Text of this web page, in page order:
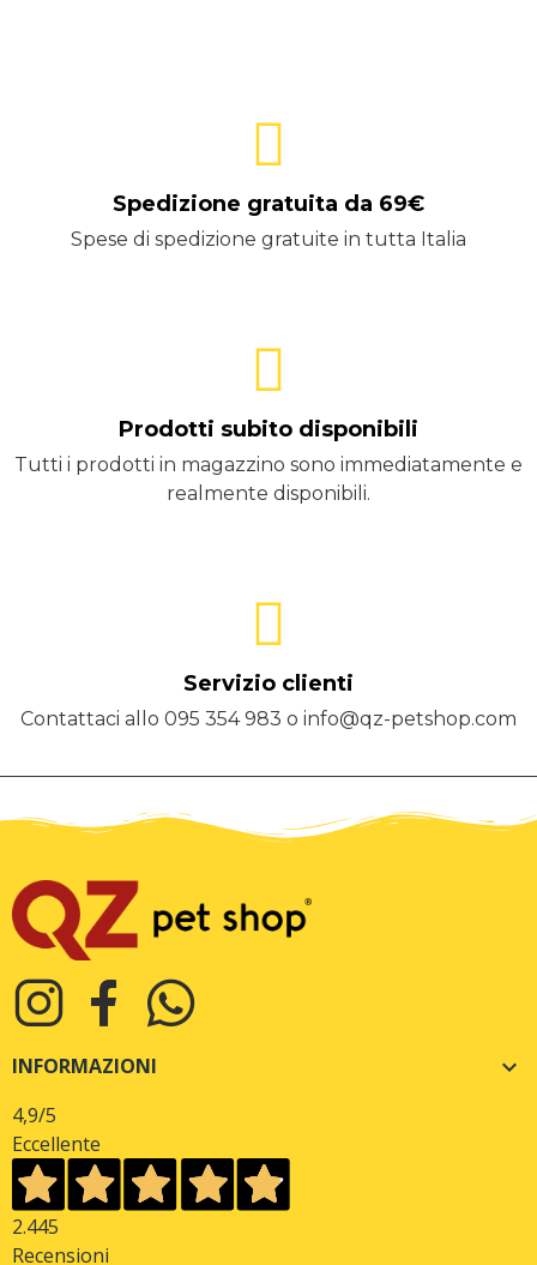
Spedizione gratuita da 69€
Spese di spedizione gratuite in tutta Italia
Prodotti subito disponibili
Tutti i prodotti in magazzino sono immediatamente e
realmente disponibili.
Servizio clienti
Contattaci allo 095 354 983 o info@qz-petshop.com
INFORMAZIONI 
4,9/5
Eccellente
2.445
Recensioni